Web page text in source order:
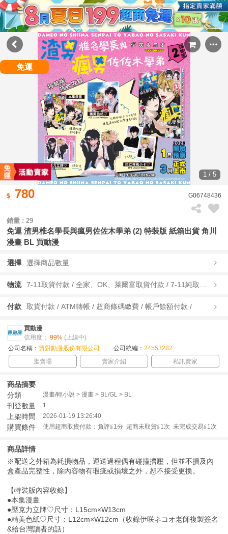
免運
1 / 5
780 G06748436
銷量 : 29
免運 渣男椎名學長與瘋男佐佐木學弟 (2) 特裝版 紙箱出貨 角川
漫畫 BL 買動漫
選擇 選擇商品數量
物流
付款 取貨付款 / ATM轉帳 / 超商條碼繳費 / 帳戶餘額付款 /
買動漫
信用度： 99% (上線中)
公司名稱： 買對動漫股份有限公司 公司統編： 24553282
逛賣場
賣家介紹 私訊賣家
商品摘要
分類
漫畫/輕小說 > 漫畫 > BL/GL > BL
刊登數量 1
上架時間 2026-01-19 13:26:40
購買條件 使用超商取貨付款：負評≦1分 超商未取貨≦1次 未完成交易≦1次
商品詳情
※配送之外箱為耗損物品，運送過程偶有碰撞擠壓，但並不損及內
盒產品完整性，除內容物有瑕疵或損壞之外，恕不接受更換。
【特裝版內容收錄】
●本集漫畫
●壓克力立牌♡尺寸：L15cm×W13cm
●精美色紙♡尺寸：L12cm×W12cm（收錄伊咲ネコオ老師複製簽名
&給台灣讀者的話）